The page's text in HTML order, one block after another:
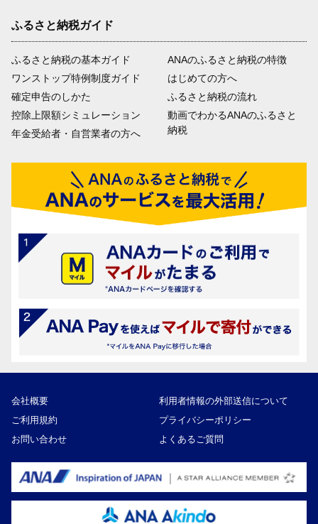
ふるさと納税ガイド
ふるさと納税の基本ガイド
ワンストップ特例制度ガイド
確定申告のしかた
控除上限額シミュレーション
年金受給者・自営業者の方へ
ANAのふるさと納税の特徴
はじめての方へ
ふるさと納税の流れ
動画でわかるANAのふるさと
納税
会社概要
利用者情報の外部送信について
ご利用規約
プライバシーポリシー
お問い合わせ
よくあるご質問